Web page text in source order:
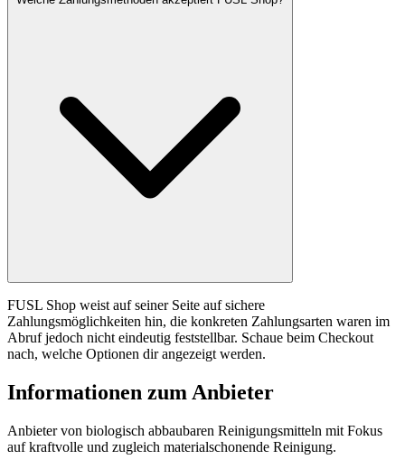
FUSL Shop weist auf seiner Seite auf sichere
Zahlungsmöglichkeiten hin, die konkreten Zahlungsarten waren im
Abruf jedoch nicht eindeutig feststellbar. Schaue beim Checkout
nach, welche Optionen dir angezeigt werden.
Informationen zum Anbieter
Anbieter von biologisch abbaubaren Reinigungsmitteln mit Fokus
auf kraftvolle und zugleich materialschonende Reinigung.